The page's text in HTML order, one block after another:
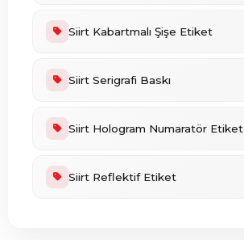
Siirt Kabartmalı Şişe Etiket
Siirt Serigrafi Baskı
Siirt Hologram Numaratör Etiket
Siirt Reflektif Etiket